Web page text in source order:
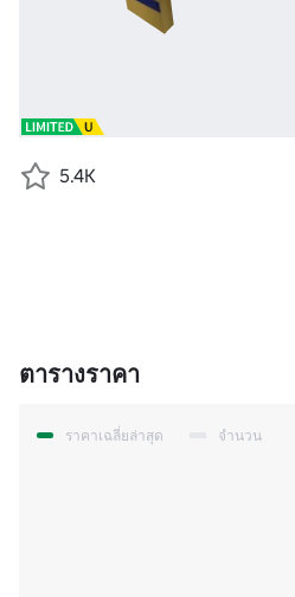
5.4K
ตารางราคา
ราคาเฉลี่ยล่าสุด จำนวน